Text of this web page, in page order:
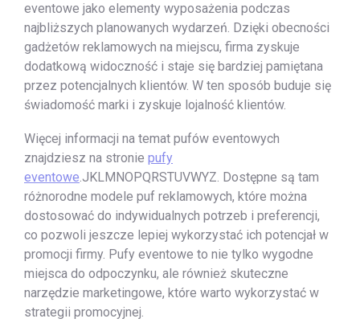
eventowe jako elementy wyposażenia podczas
najbliższych planowanych wydarzeń. Dzięki obecności
gadżetów reklamowych na miejscu, firma zyskuje
dodatkową widoczność i staje się bardziej pamiętana
przez potencjalnych klientów. W ten sposób buduje się
świadomość marki i zyskuje lojalność klientów.
Więcej informacji na temat pufów eventowych
znajdziesz na stronie pufy
eventowe.JKLMNOPQRSTUVWYZ. Dostępne są tam
różnorodne modele puf reklamowych, które można
dostosować do indywidualnych potrzeb i preferencji,
co pozwoli jeszcze lepiej wykorzystać ich potencjał w
promocji firmy. Pufy eventowe to nie tylko wygodne
miejsca do odpoczynku, ale również skuteczne
narzędzie marketingowe, które warto wykorzystać w
strategii promocyjnej.